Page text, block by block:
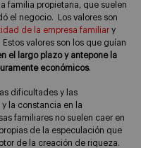
familia propietaria, que suelen
el negocio. Los valores son
de la empresa familiar y
valores son los que guían
el largo plazo y antepone la
económicos.
dificultades y las
la constancia en la
familiares no suelen caer en
de la especulación que
de la creación de riqueza.